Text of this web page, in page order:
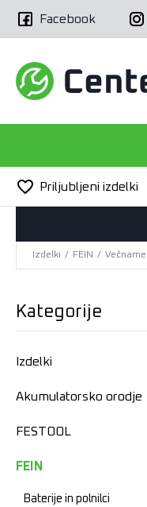
Facebook
Priljubljeni izdelki
Izdelki / FEIN /
Kategorije
Izdelki
Akumulatorsko orodje
FESTOOL
FEIN
Baterije in polnilci